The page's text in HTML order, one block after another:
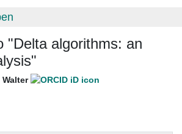
"Delta algorithms: an
Walter